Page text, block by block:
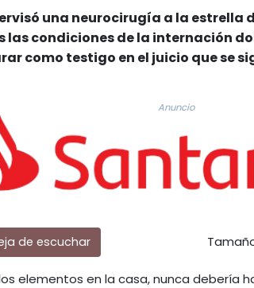
una neurocirugía a la estrella
las condiciones de la internación
como testigo en el juicio que se
Anuncio
de escuchar
elementos en la casa, nunca debería